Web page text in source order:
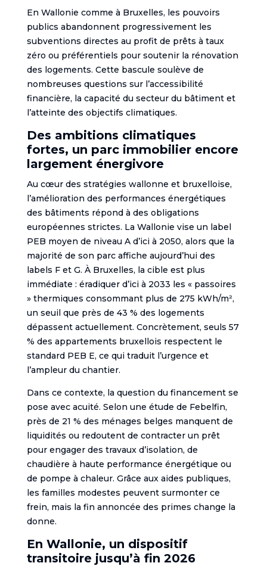
En Wallonie comme à Bruxelles, les pouvoirs
publics abandonnent progressivement les
subventions directes au profit de prêts à taux
zéro ou préférentiels pour soutenir la rénovation
des logements. Cette bascule soulève de
nombreuses questions sur l’accessibilité
financière, la capacité du secteur du bâtiment et
l’atteinte des objectifs climatiques.
Des ambitions climatiques
fortes, un parc immobilier encore
largement énergivore
Au cœur des stratégies wallonne et bruxelloise,
l’amélioration des performances énergétiques
des bâtiments répond à des obligations
européennes strictes. La Wallonie vise un label
PEB moyen de niveau A d’ici à 2050, alors que la
majorité de son parc affiche aujourd’hui des
labels F et G. À Bruxelles, la cible est plus
immédiate : éradiquer d’ici à 2033 les « passoires
» thermiques consommant plus de 275 kWh/m²,
un seuil que près de 43 % des logements
dépassent actuellement. Concrètement, seuls 57
% des appartements bruxellois respectent le
standard PEB E, ce qui traduit l’urgence et
l’ampleur du chantier.
Dans ce contexte, la question du financement se
pose avec acuité. Selon une étude de Febelfin,
près de 21 % des ménages belges manquent de
liquidités ou redoutent de contracter un prêt
pour engager des travaux d’isolation, de
chaudière à haute performance énergétique ou
de pompe à chaleur. Grâce aux aides publiques,
les familles modestes peuvent surmonter ce
frein, mais la fin annoncée des primes change la
donne.
En Wallonie, un dispositif
transitoire jusqu’à fin 2026